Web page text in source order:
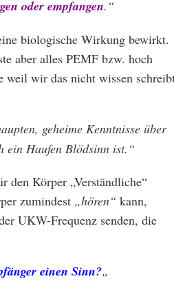
oder empfangen.“
biologische Wirkung bewirkt.
aber alles PEMF bzw. hoch
weil wir das nicht wissen
geheime Kenntnisse über
ein Haufen Blödsinn ist.“
den Körper „Verständliche“
zumindest „hören“ kann,
UKW-Frequenz senden, die
einen Sinn?„